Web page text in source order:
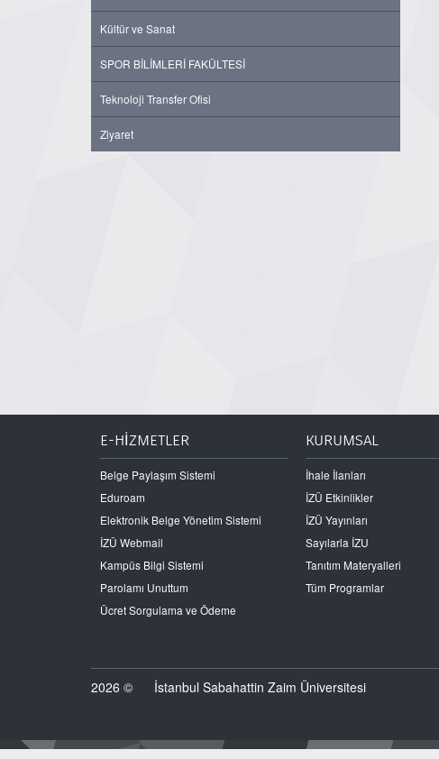
Kültür ve Sanat
SPOR BİLİMLERİ FAKÜLTESİ
Teknoloji Transfer Ofisi
Ziyaret
E-HİZMETLER
Belge Paylaşım Sistemi
Eduroam
Elektronik Belge Yönetim Sistemi
İZÜ Webmail
Kampüs Bilgi Sistemi
Parolamı Unuttum
Ücret Sorgulama ve Ödeme
KURUMSAL
İhale İlanları
İZÜ Etkinlikler
İZÜ Yayınları
Sayılarla İZU
Tanıtım Materyalleri
Tüm Programlar
2026 © İstanbul Sabahattin Zaim Üniversitesi